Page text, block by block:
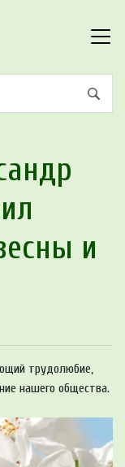
и
трудолюбие,
нашего общества.